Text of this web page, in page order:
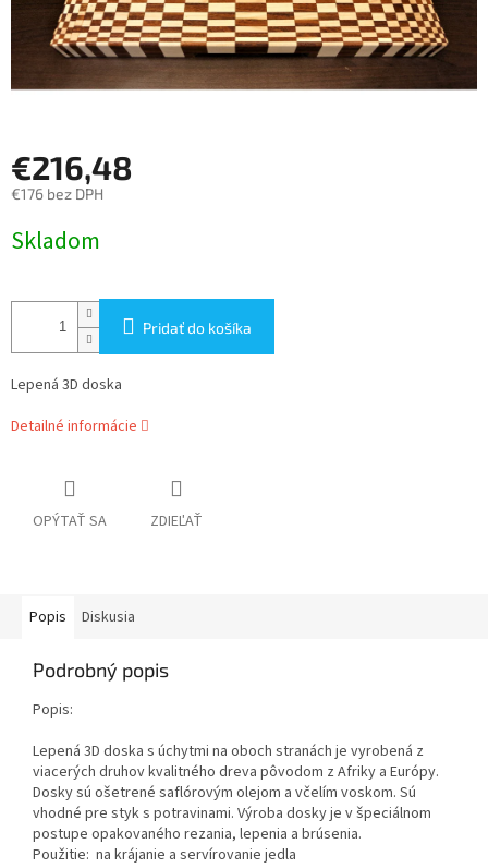
€216,48
€176 bez DPH
cena:
Skladom
Pridať do košíka
Lepená 3D doska
Detailné informácie
OPÝTAŤ SA ZDIEĽAŤ
Popis Diskusia
Podrobný popis
Popis:
Lepená 3D doska s úchytmi na oboch stranách je vyrobená z
viacerých druhov kvalitného dreva pôvodom z Afriky a Európy.
Dosky sú ošetrené saflórovým olejom a včelím voskom. Sú
vhodné pre styk s potravinami. Výroba dosky je v špeciálnom
postupe opakovaného rezania, lepenia a brúsenia.
Použitie: na krájanie a servírovanie jedla